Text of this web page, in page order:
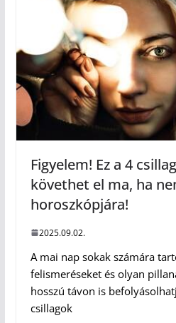
Figyelem! Ez a 4
követhet el ma, ha
horoszkópjára!
2025.09.02.
A mai nap sokak számára
felismeréseket és olyan
hosszú távon is
csillagok